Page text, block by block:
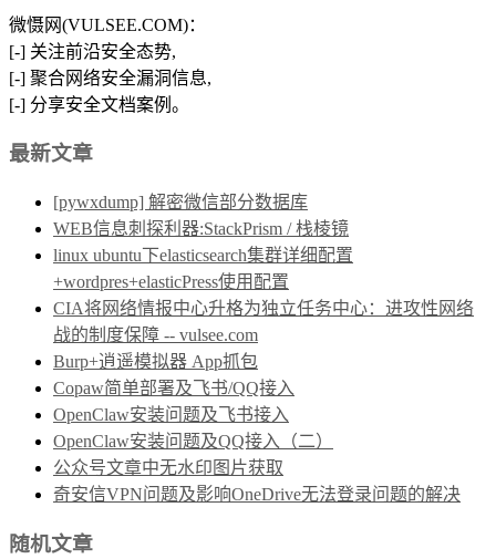
微慑网(VULSEE.COM)：
[-] 关注前沿安全态势,
[-] 聚合网络安全漏洞信息,
[-] 分享安全文档案例。
最新文章
[pywxdump] 解密微信部分数据库
WEB信息刺探利器:StackPrism / 栈棱镜
linux ubuntu下elasticsearch集群详细配置
+wordpres+elasticPress使用配置
CIA将网络情报中心升格为独立任务中心：进攻性网络
战的制度保障 -- vulsee.com
Burp+逍遥模拟器 App抓包
Copaw简单部署及飞书/QQ接入
OpenClaw安装问题及飞书接入
OpenClaw安装问题及QQ接入（二）
公众号文章中无水印图片获取
奇安信VPN问题及影响OneDrive无法登录问题的解决
随机文章